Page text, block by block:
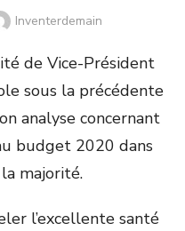
Author
Inventerdemain
de Vice-Président
sous la précédente
analyse concernant
budget 2020 dans
majorité.
l’excellente santé